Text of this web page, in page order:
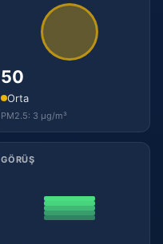
50
Orta
PM2.5: 3 µg/m³
GÖRÜŞ